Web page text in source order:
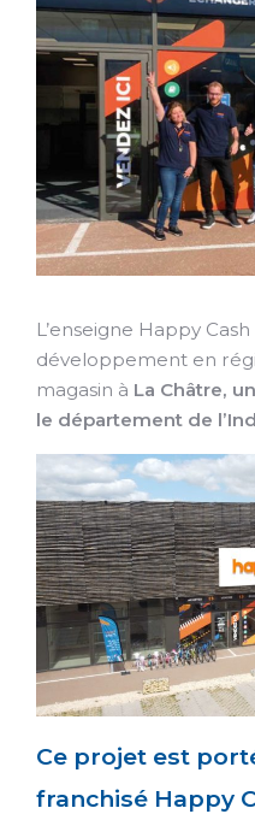
L’enseigne Happy
développement en
magasin à La Châtre,
le département de
Ce projet est
franchisé Happy